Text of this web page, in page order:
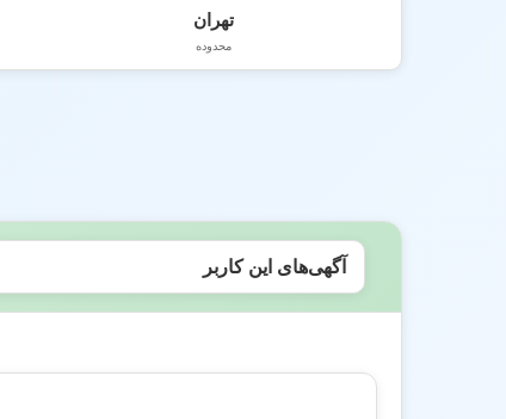
تهران
محدوده
آگهی‌های این کاربر